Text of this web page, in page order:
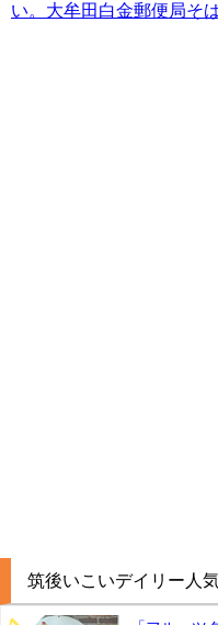
い。大牟田白金郵便局そ
筑後いこいデイリー人